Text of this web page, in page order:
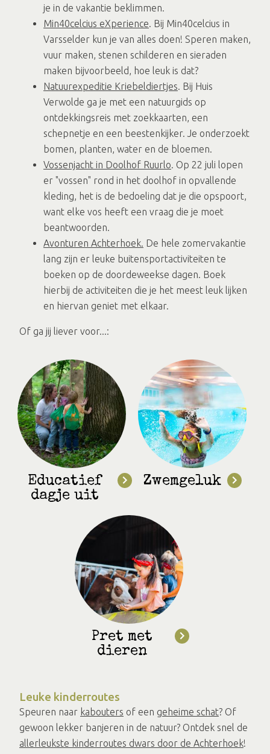
je in de vakantie beklimmen.
Min40celcius eXperience. Bij Min40celcius in
Varsselder kun je van alles doen! Speren maken,
vuur maken, stenen schilderen en sieraden
maken bijvoorbeeld, hoe leuk is dat?
Natuurexpeditie Kriebeldiertjes. Bij Huis
Verwolde ga je met een natuurgids op
ontdekkingsreis met zoekkaarten, een
schepnetje en een beestenkijker. Je onderzoekt
bomen, planten, water en de bloemen.
Vossenjacht in Doolhof Ruurlo. Op 22 juli lopen
er "vossen" rond in het doolhof in opvallende
kleding, het is de bedoeling dat je die opspoort,
want elke vos heeft een vraag die je moet
beantwoorden.
Avonturen Achterhoek. De hele zomervakantie
lang zijn er leuke buitensportactiviteiten te
boeken op de doordeweekse dagen. Boek
hierbij de activiteiten die je het meest leuk lijken
en hiervan geniet met elkaar.
Of ga jij liever voor...:
Educatief
dagje uit
Zwemgeluk
Pret met
dieren
Leuke kinderroutes
Speuren naar kabouters of een geheime schat? Of
gewoon lekker banjeren in de natuur? Ontdek snel de
allerleukste kinderroutes dwars door de Achterhoek!